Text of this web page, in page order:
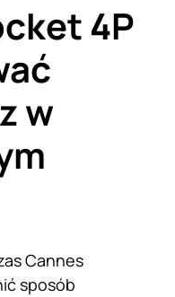
4P
w
Cannes
sposób